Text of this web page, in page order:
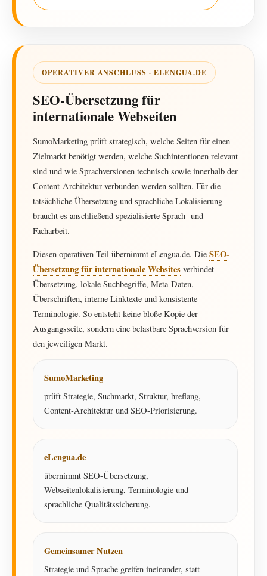
OPERATIVER ANSCHLUSS · ELENGUA.DE
SEO-Übersetzung für
internationale Webseiten
SumoMarketing prüft strategisch, welche Seiten für einen
Zielmarkt benötigt werden, welche Suchintentionen relevant
sind und wie Sprachversionen technisch sowie innerhalb der
Content-Architektur verbunden werden sollten. Für die
tatsächliche Übersetzung und sprachliche Lokalisierung
braucht es anschließend spezialisierte Sprach- und
Facharbeit.
Diesen operativen Teil übernimmt eLengua.de. Die SEO-
Übersetzung für internationale Websites verbindet
Übersetzung, lokale Suchbegriffe, Meta-Daten,
Überschriften, interne Linktexte und konsistente
Terminologie. So entsteht keine bloße Kopie der
Ausgangsseite, sondern eine belastbare Sprachversion für
den jeweiligen Markt.
SumoMarketing
prüft Strategie, Suchmarkt, Struktur, hreflang,
Content-Architektur und SEO-Priorisierung.
eLengua.de
übernimmt SEO-Übersetzung,
Webseitenlokalisierung, Terminologie und
sprachliche Qualitätssicherung.
Gemeinsamer Nutzen
Strategie und Sprache greifen ineinander, statt